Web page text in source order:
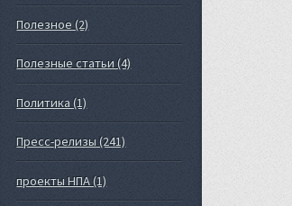
Полезное (2)
Полезные статьи (4)
Политика (1)
Пресс-релизы (241)
проекты НПА (1)